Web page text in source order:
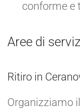
conforme e
Aree di
Ritiro in
Organizziamo